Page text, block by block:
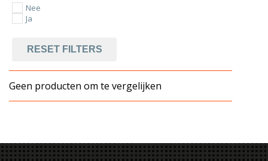
Nee
Ja
RESET FILTERS
Geen producten om te vergelijken